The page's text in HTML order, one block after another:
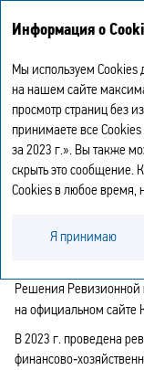
ИТОГИ
КОМИССИИ
В течение 2023 г.
комиссии Общества в
были рассмотрены
комиссии, а также
Решения
на официальном сайте
В 2023 г. проведена
Информация о
Мы используем Cookies
на нашем сайте
просмотр страниц без
принимаете все
за 2023 г.». Вы также
скрыть это сообщение.
Cookies в любое время,
Я принимаю